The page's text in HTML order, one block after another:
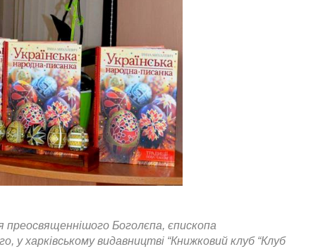
преосвященнішого Боголєпа, єпископа
у харківському видавництві “Книжковий клуб “Клуб